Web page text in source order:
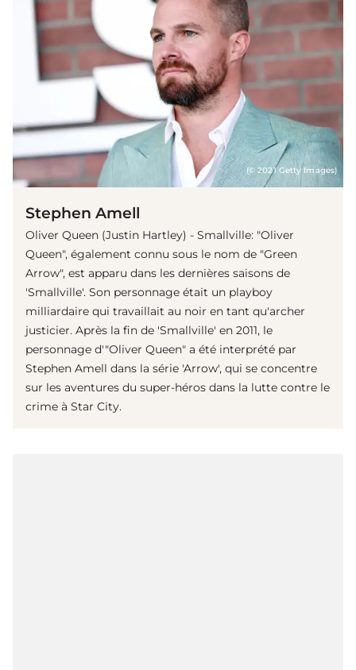
(© 2021 Getty Images)
Stephen Amell
Oliver Queen (Justin Hartley) - Smallville: "Oliver
Queen", également connu sous le nom de "Green
Arrow", est apparu dans les dernières saisons de
'Smallville'. Son personnage était un playboy
milliardaire qui travaillait au noir en tant qu'archer
justicier. Après la fin de 'Smallville' en 2011, le
personnage d'"Oliver Queen" a été interprété par
Stephen Amell dans la série 'Arrow', qui se concentre
sur les aventures du super-héros dans la lutte contre le
crime à Star City.